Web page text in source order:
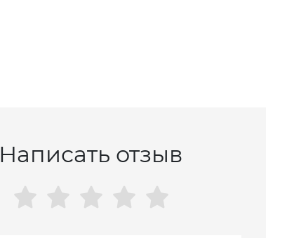
Написать отзыв